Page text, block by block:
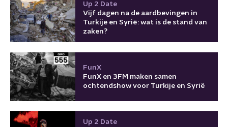
Up 2 Date
Vijf dagen na de aardbevingen in
Turkije en Syrië: wat is de stand van
zaken?
FunX
FunX en 3FM maken samen
ochtendshow voor Turkije en Syrië
Up 2 Date